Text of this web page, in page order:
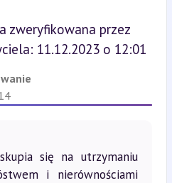
zweryfikowana przez
11.12.2023 o 12:01
się na utrzymaniu
i nierównościami